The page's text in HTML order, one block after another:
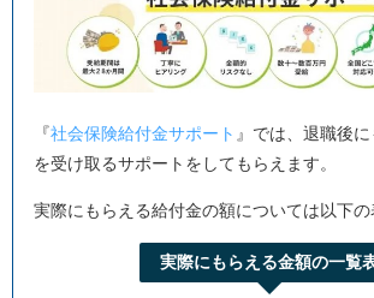
『社会保険給付金サポート 』では、退職後
を受け取るサポートをしてもらえます。
実際にもらえる給付金の額については以下の
実際にもらえる金額の一覧